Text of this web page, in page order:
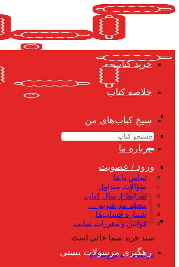
Skip
جستجو
برای:
ورود / عضویت
سبد خرید شما خالی است.
بازگشت به فروشگاه
خرید کتاب
خلاصه کتاب
سیخ کباب‌های من
درباره ما
تماس با ما
سؤالات متداول
شرایط ارسال کتاب
متعهّد می‌شویم …
شماره حساب‌ها
قوانین و مقررات سایت
رهگیری مرسولات پستی